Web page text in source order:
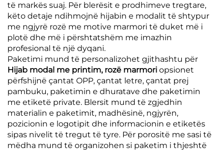
të markës suaj. Për blerësit e prodhimeve tregtare,
këto detaje ndihmojnë hijabin e modalit të shtypur
me ngjyrë rozë me motive marmori të duket më i
plotë dhe më i përshtatshëm me imazhin
profesional të një dyqani.
Paketimi mund të personalizohet gjithashtu për
Hijab modal me printim, rozë marmori opsionet
përfshijnë çantat OPP, çantat letre, çantat prej
pambuku, paketimin e dhuratave dhe paketimin
me etiketë private. Blersit mund të zgjedhin
materialin e paketimit, madhësinë, ngjyrën,
pozicionin e logotipit dhe informacionin e etiketës
sipas nivelit të tregut të tyre. Për porositë me sasi të
mëdha mund të organizohen si paketim i thjeshtë